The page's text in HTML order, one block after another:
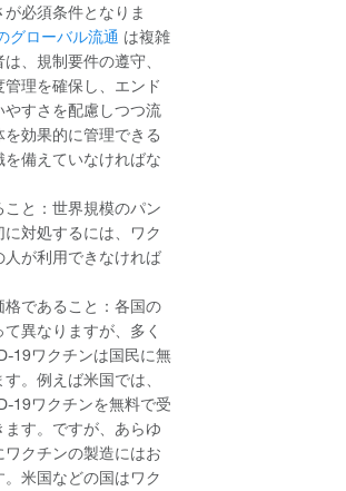
必須条件となりま
グローバル流通 は複雑
、規制要件の遵守、
理を確保し、エンド
すさを配慮しつつ流
効果的に管理できる
を備えていなければな
こと：世界規模のパン
対処するには、ワク
が利用できなければ
格であること：各国の
異なりますが、多く
19ワクチンは国民に無
。例えば米国では、
19ワクチンを無料で受
ます。ですが、あらゆ
ワクチンの製造にはお
米国などの国はワク